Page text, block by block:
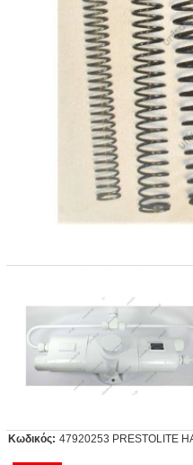
Κωδικός: 47920253 PRESTOLITE